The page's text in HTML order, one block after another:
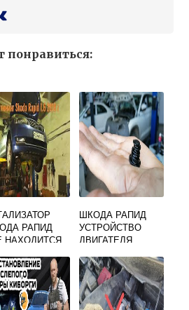
РАПИД
НАХОДИТСЯ
ШКОДА РАПИД
УСТРОЙСТВО
ДВИГАТЕЛЯ